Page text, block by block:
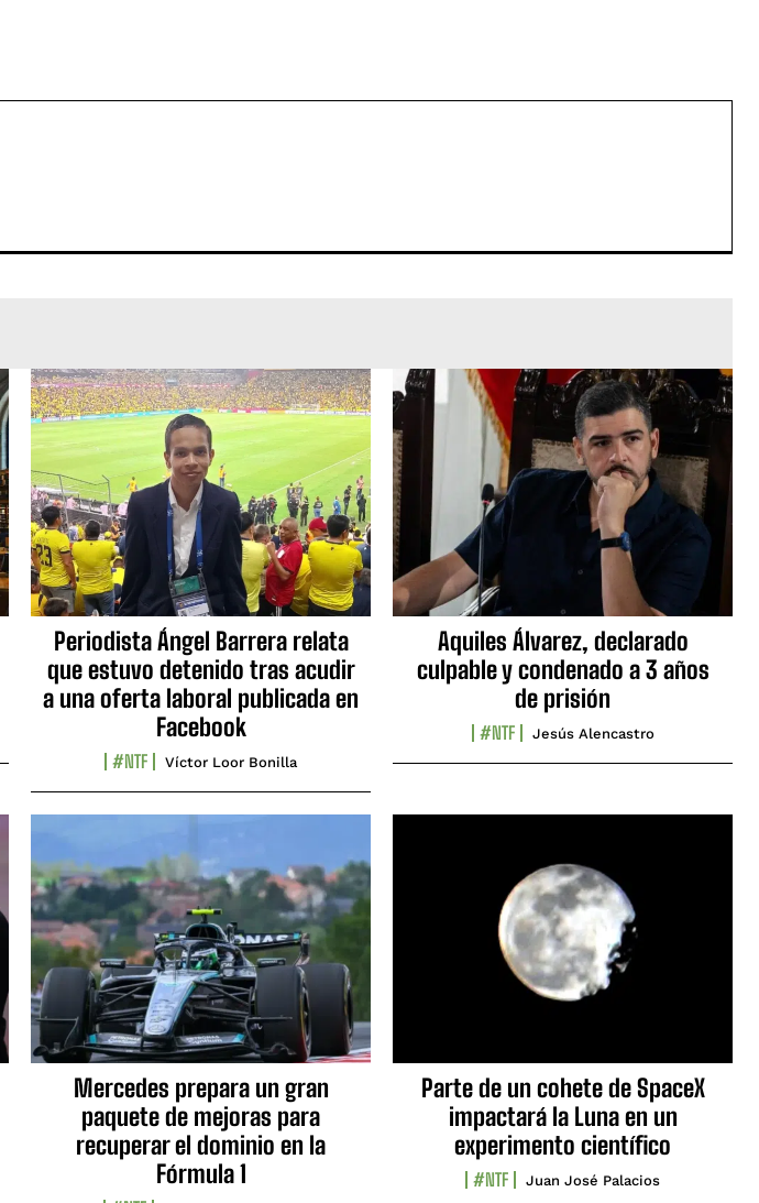
Periodista Ángel Barrera relata
que estuvo detenido tras acudir
a una oferta laboral publicada en
Facebook
#NTF Víctor Loor Bonilla
Aquiles Álvarez, declarado
culpable y condenado a 3 años
de prisión
#NTF Jesús Alencastro
Mercedes prepara un gran
paquete de mejoras para
recuperar el dominio en la
Fórmula 1
Parte de un cohete de SpaceX
impactará la Luna en un
experimento científico
#NTF Juan José Palacios